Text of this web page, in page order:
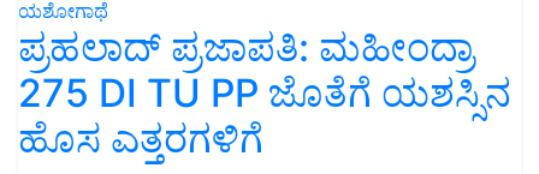
ಯಶೋಗಾಥೆ
ಪ್ರಹಲಾದ್ ಪ್ರಜಾಪತಿ: ಮಹೀಂದ್ರಾ
275 DI TU PP ಜೊತೆಗೆ ಯಶಸ್ಸಿನ
ಹೊಸ ಎತ್ತರಗಳಿಗೆ